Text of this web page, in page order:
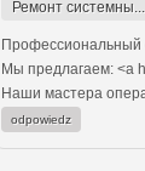
Ремонт
Профессиональный
Мы предлагаем: <a
Наши мастера
odpowiedz